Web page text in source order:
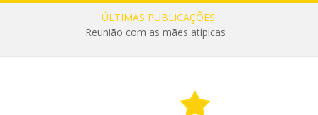
ÚLTIMAS PUBLICAÇÕES:
Reunião com as mães atípicas